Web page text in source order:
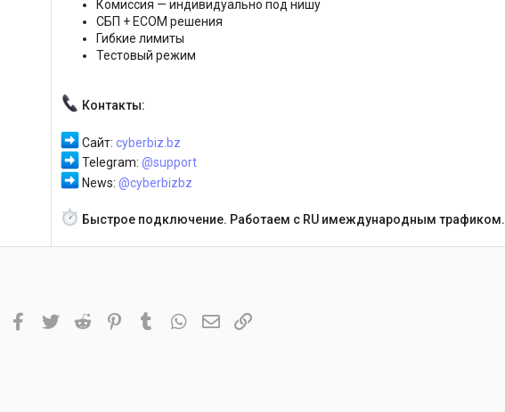
Комиссия — индивидуально под нишу
СБП + ECOM решения
Гибкие лимиты
Тестовый режим
Контакты:
Сайт: cyberbiz.bz
Telegram: @support
News: @cyberbizbz
Быстрое подключение. Работаем с RU имеждународным трафиком.
Facebook
TwitterReddit PinterestTumblrWhatsAppЭлектронная почта
Ссылка